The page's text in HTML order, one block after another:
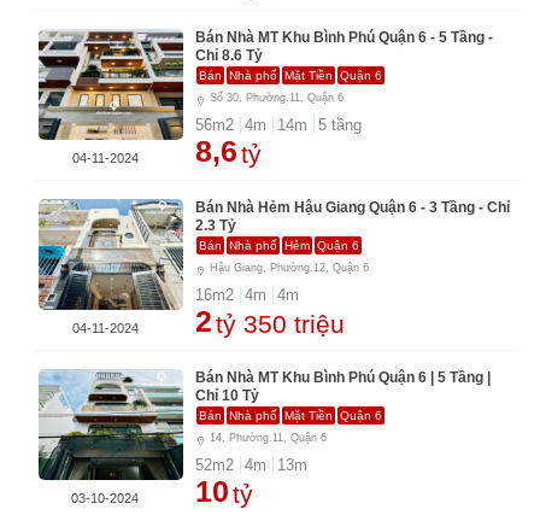
Bán Nhà MT Khu Bình Phú Quận 6 - 5 Tầng -
Chỉ 8.6 Tỷ
Bán Nhà phố Mặt Tiền Quận 6
Số 30, Phường.11, Quận 6
56m2 4m 14m 5 tầng
8,6tỷ
04-11-2024
Bán Nhà Hẻm Hậu Giang Quận 6 - 3 Tầng - Chỉ
2.3 Tỷ
Bán Nhà phố Hẻm Quận 6
Hậu Giang, Phường.12, Quận 6
16m2 4m 4m
2tỷ 350 triệu
04-11-2024
Bán Nhà MT Khu Bình Phú Quận 6 | 5 Tầng |
Chỉ 10 Tỷ
Bán Nhà phố Mặt Tiền Quận 6
14, Phường.11, Quận 6
52m2 4m 13m
10tỷ
03-10-2024